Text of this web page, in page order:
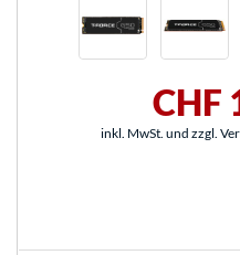
CHF
inkl. MwSt. und zzgl.